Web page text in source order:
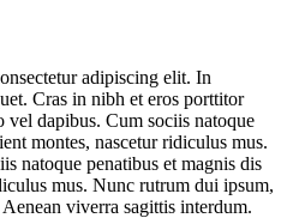
adipiscing elit. In
Cras in nibh et eros porttitor
vel dapibus. Cum sociis natoque
montes, nascetur ridiculus mus.
natoque penatibus et magnis dis
mus. Nunc rutrum dui ipsum,
viverra sagittis interdum.